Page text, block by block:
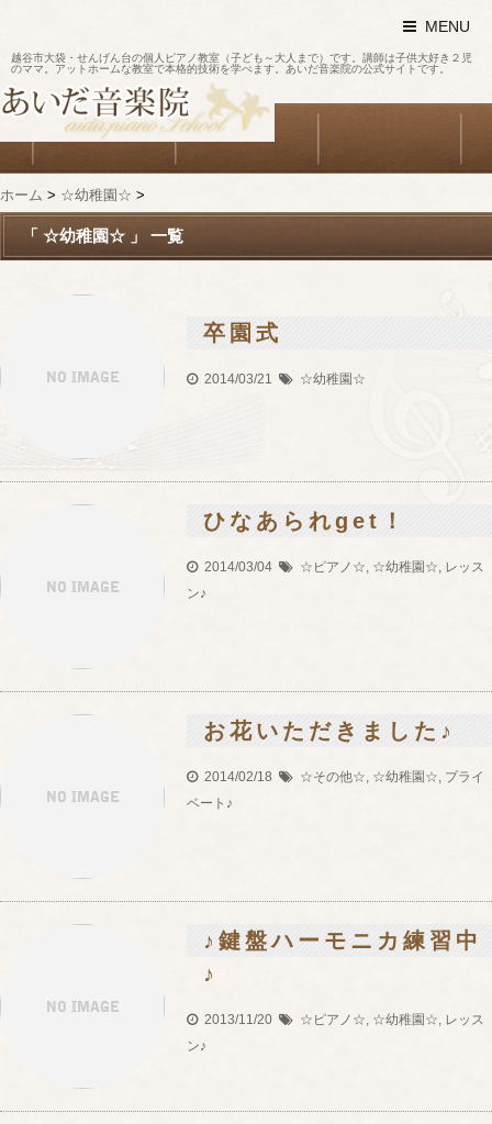
MENU
越谷市大袋・せんげん台の個人ピアノ教室（子ども～大人まで）です。講師は子供大好き２児
のママ。アットホームな教室で本格的技術を学べます。あいだ音楽院の公式サイトです。
ホーム > ☆幼稚園☆ >
「 ☆幼稚園☆ 」 一覧
卒園式
2014/03/21 ☆幼稚園☆
ひなあられget！
2014/03/04 ☆ピアノ☆ ☆幼稚園☆
レッス
ン♪
お花いただきました♪
2014/02/18 ☆その他☆ ☆幼稚園☆ プライ
ベート♪
♪鍵盤ハーモニカ練習中
♪
2013/11/20 ☆ピアノ☆ ☆幼稚園☆
レッス
ン♪